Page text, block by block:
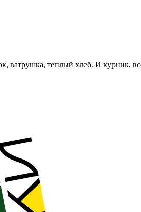
ватрушка, теплый хлеб. И курник,